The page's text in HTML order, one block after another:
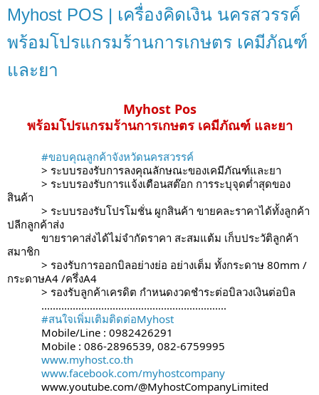
Myhost POS | เครื่องคิดเงิน นครสวรรค์
พร้อมโปรแกรมร้านการเกษตร เคมีภัณฑ์
และยา
Myhost Pos
พร้อมโปรแกรมร้านการเกษตร เคมีภัณฑ์ และยา
#ขอบคุณลูกค้าจังหวัดนครสวรรค์
> ระบบรองรับการลงคุณลักษณะของเคมีภัณฑ์และยา
> ระบบรองรับการแจ้งเตือนสต๊อก การระบุจุดต่ำสุดของ
สินค้า
> ระบบรองรับโปรโมชั่น ผูกสินค้า ขายคละราคาได้ทั้งลูกค้า
ปลีกลูกค้าส่ง
ขายราคาส่งได้ไม่จำกัดราคา สะสมแต้ม เก็บประวัติลูกค้า
สมาชิก
> รองรับการออกบิลอย่างย่อ อย่างเต็ม ทั้งกระดาษ 80mm /
กระดาษA4 /ครึ่งA4
> รองรับลูกค้าเครดิต กำหนดงวดชำระต่อบิลวงเงินต่อบิล
.................................................................
#สนใจเพิ่มเติมติดต่อMyhost
Mobile/Line : 0982426291
Mobile : 086-2896539, 082-6759995
www.myhost.co.th
www.facebook.com/myhostcompany
www.youtube.com/@MyhostCompanyLimited